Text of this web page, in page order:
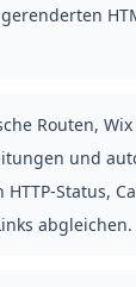
Routen, Wix
und
Status,
abgleichen.